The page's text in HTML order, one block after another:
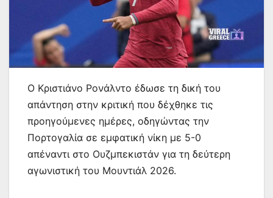
Ο Κριστιάνο Ρονάλντο έδωσε τη δική του
απάντηση στην κριτική που δέχθηκε τις
προηγούμενες ημέρες, οδηγώντας την
Πορτογαλία σε εμφατική νίκη με 5-0
απέναντι στο Ουζμπεκιστάν για τη δεύτερη
αγωνιστική του Μουντιάλ 2026.